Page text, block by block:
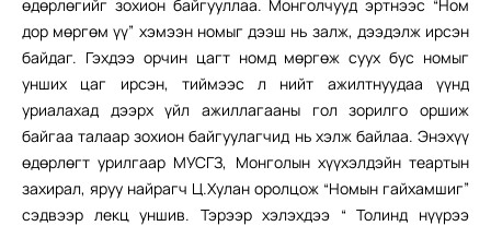
өдөрлөгийг зохион байгууллаа. Монголчууд эртнээс “Ном
дор мөргөм үү” хэмээн номыг дээш нь залж, дээдэлж ирсэн
байдаг. Гэхдээ орчин цагт номд мөргөж суух бус номыг
унших цаг ирсэн, тиймээс л нийт ажилтнуудаа үүнд
уриалахад дээрх үйл ажиллагааны гол зорилго оршиж
байгаа талаар зохион байгуулагчид нь хэлж байлаа. Энэхүү
өдөрлөгт урилгаар МУСГЗ, Монголын хүүхэлдэйн теартын
захирал, яруу найрагч Ц.Хулан оролцож “Номын гайхамшиг”
сэдвээр лекц уншив. Тэрээр хэлэхдээ “ Толинд нүүрээ